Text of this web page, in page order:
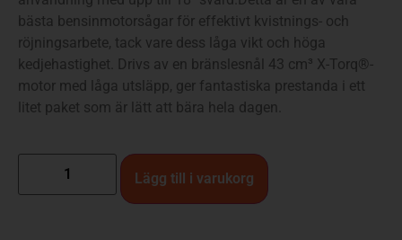
bästa bensinmotorsågar för effektivt kvistnings- och
röjningsarbete, tack vare dess låga vikt och höga
kedjehastighet. Drivs av en bränslesnål 43 cm³ X-Torq®-
motor med låga utsläpp, ger fantastiska prestanda i ett
litet paket som är lätt att bära hela dagen.
Lägg till i varukorg